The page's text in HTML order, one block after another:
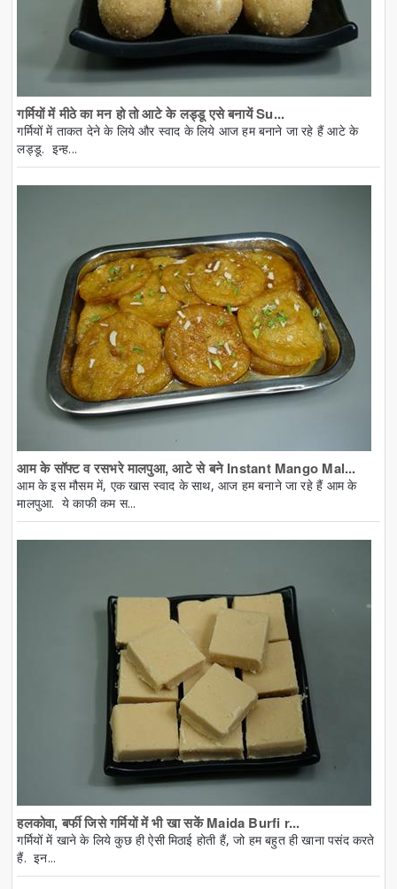
गर्मियों में मीठे का मन हो तो आटे के लड्डू एसे बनायें Su...
गर्मियों में ताकत देने के लिये और स्वाद के लिये आज हम बनाने जा रहे हैं आटे के
लड्डू. इन्ह...
आम के सॉफ्ट व रसभरे मालपुआ, आटे से बने Instant Mango Mal...
आम के इस मौसम में, एक खास स्वाद के साथ, आज हम बनाने जा रहे हैं आम के
मालपुआ. ये काफी कम स...
हलकोवा, बर्फी जिसे गर्मियों में भी खा सकें Maida Burfi r...
गर्मियों में खाने के लिये कुछ ही ऐसी मिठाई होती हैं, जो हम बहुत ही खाना पसंद करते
हैं. इन...